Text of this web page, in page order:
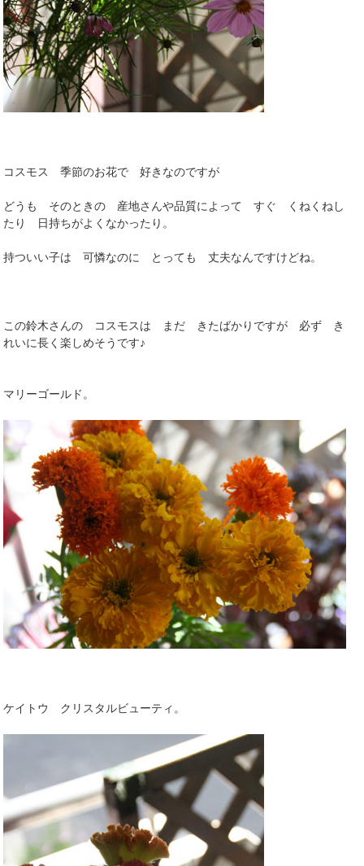
コスモス 季節のお花で 好きなのですが
どうも そのときの 産地さんや品質によって すぐ くねくねし
たり 日持ちがよくなかったり。
持ついい子は 可憐なのに とっても 丈夫なんですけどね。
この鈴木さんの コスモスは まだ きたばかりですが 必ず き
れいに長く楽しめそうです♪
マリーゴールド。
ケイトウ クリスタルビューティ。